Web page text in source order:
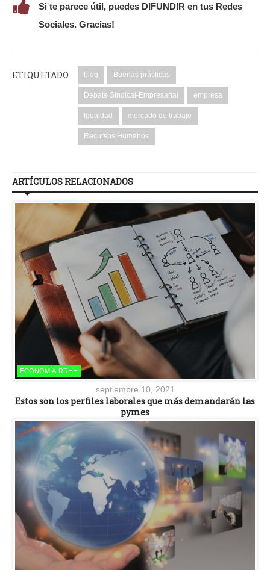
Si te parece útil, puedes DIFUNDIR en tus Redes
Sociales. Gracias!
ETIQUETADO blog Buenas prácticas
Debate Sindical-Empresarial empresa
Igualdad mercado de trabajo
Recursos Humanos
ARTÍCULOS RELACIONADOS
ECONOMÍA-RRHH
septiembre 10, 2021
Estos son los perfiles laborales que más demandarán las
pymes